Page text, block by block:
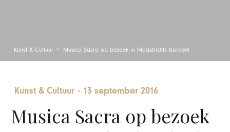
Kunst & Cultuur Musica Sacra op bezoek in Maastrichts bordeel
Kunst & Cultuur - 13 september 2016
Musica Sacra op bezoek